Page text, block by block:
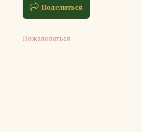
Поделиться
Пожаловаться